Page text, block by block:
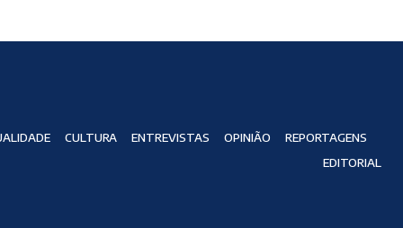
CULTURA ENTREVISTAS OPINIÃO
REPORTAGENS
EDITORIAL